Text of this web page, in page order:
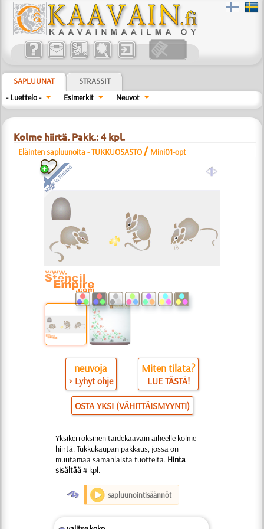
SAPLUUNAT
STRASSIT
- Luettelo -
Esimerkit Neuvot
Kolme hiirtä. Pakk.: 4 kpl.
Eläinten sapluunoita - TUKKUOSASTO / Mini01-opt
a
neuvoja
> Lyhyt ohje
Miten tilata?
LUE TÄSTÄ!
OSTA YKSI (VÄHITTÄISMYYNTI)
Yksikerroksinen taidekaavain aiheelle kolme
hiirtä. Tukkukaupan pakkaus, jossa on
muutamaa samanlaista tuotteita. Hinta
sisältää4 kpl.
O sapluunointisäännöt